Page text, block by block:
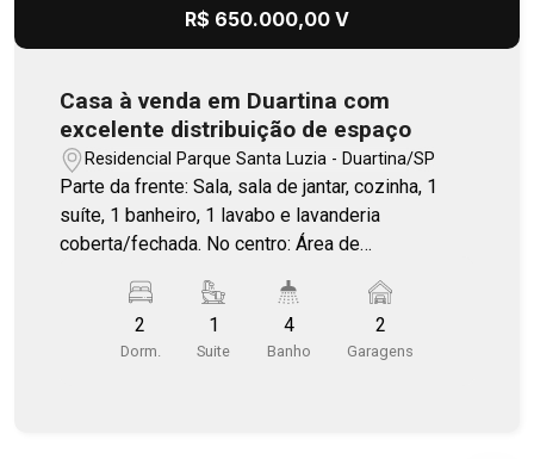
R$ 650.000,00 V
Casa à venda em Duartina com
excelente distribuição de espaço
Residencial Parque Santa Luzia - Duartina/SP
Parte da frente: Sala, sala de jantar, cozinha, 1
suíte, 1 banheiro, 1 lavabo e lavanderia
coberta/fechada. No centro: Área de
Garagem coberta para 2 carros, com espaço para
ampliação para um terceiro veículo.
2
Dorm.
1
Suite
4
Banho
2
Garagens